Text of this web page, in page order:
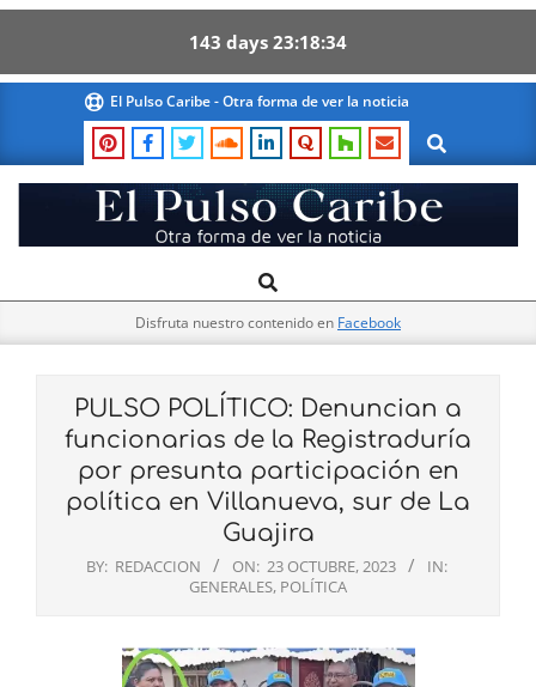
143 days 23 18 33
content
El Pulso Caribe - Otra forma de ver la noticia
Search
El
Pulso
Navigation
Search
Disfruta nuestro contenido en Facebook
PULSO POLÍTICO: Denuncian a
funcionarias de la Registraduría
por presunta participación en
política en Villanueva, sur de La
Guajira
BY: REDACCION ON: 23 OCTUBRE, 2023
IN:
GENERALES, POLÍTICA